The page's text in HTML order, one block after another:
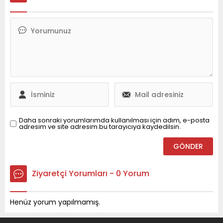
açtı. Yani B’nin yanından
sabıkası olduğu biliniyor....
Engin’in kendi hesabından
Daha sonraki yorumlarımda kullanılması için adım, e-posta
adresim ve site adresim bu tarayıcıya kaydedilsin.
Ziyaretçi Yorumları - 0 Yorum
Henüz yorum yapılmamış.